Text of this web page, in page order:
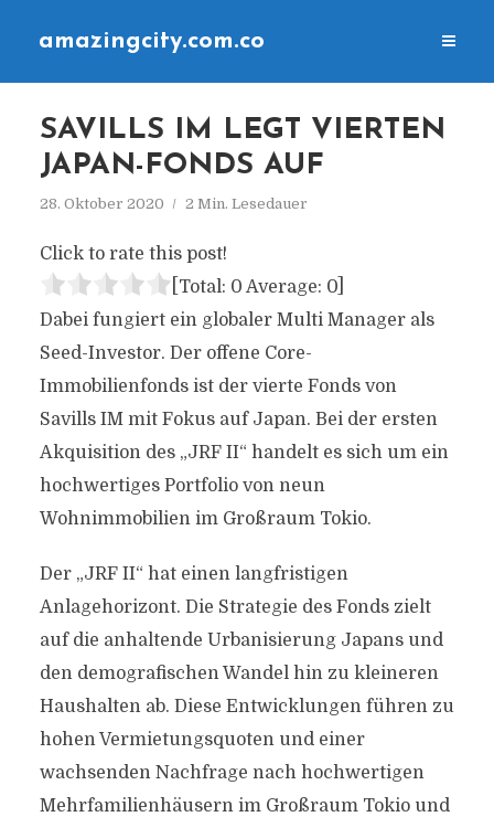
amazingcity.com.co
SAVILLS IM LEGT VIERTEN
JAPAN-FONDS AUF
28. Oktober 2020 2 Min. Lesedauer
Click to rate this post!
[Total: 0 Average: 0]
Dabei fungiert ein globaler Multi Manager als
Seed-Investor. Der offene Core-
Immobilienfonds ist der vierte Fonds von
Savills IM mit Fokus auf Japan. Bei der ersten
Akquisition des „JRF II“ handelt es sich um ein
hochwertiges Portfolio von neun
Wohnimmobilien im Großraum Tokio.
Der „JRF II“ hat einen langfristigen
Anlagehorizont. Die Strategie des Fonds zielt
auf die anhaltende Urbanisierung Japans und
den demografischen Wandel hin zu kleineren
Haushalten ab. Diese Entwicklungen führen zu
hohen Vermietungsquoten und einer
wachsenden Nachfrage nach hochwertigen
Mehrfamilienhäusern im Großraum Tokio und